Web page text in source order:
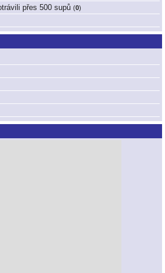
přes 500 supů (0)